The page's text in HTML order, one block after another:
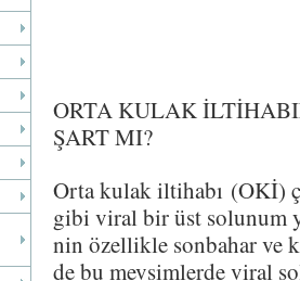
ORTA KULAK
ŞART MI?
Orta kulak iltihabı (OKİ)
gibi viral bir üst solunum
nin özellikle sonbahar ve
de bu mevsimlerde viral